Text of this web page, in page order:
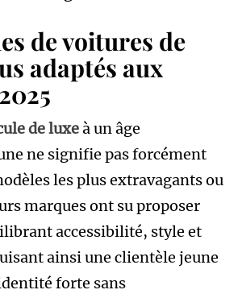
de voitures de
adaptés aux
de luxeà un âge
ne signifie pas forcément
les plus extravagants ou
marques ont su proposer
accessibilité, style et
ainsi une clientèle jeune
forte sans